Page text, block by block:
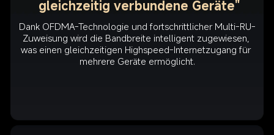
Dank OFDMA-Technologie und fortschrittlicher Multi-RU-
Zuweisung wird die Bandbreite intelligent zugewiesen,
was einen gleichzeitigen Highspeed-Internetzugang für